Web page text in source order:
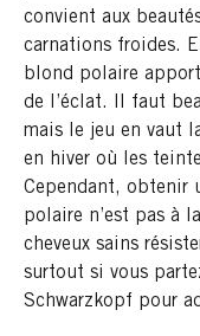
convient aux
carnations froides.
blond polaire
de l’éclat. Il faut
mais le jeu en vaut
en hiver où les
Cependant, obtenir
polaire n’est pas à
cheveux sains
surtout si vous
Schwarzkopf pour